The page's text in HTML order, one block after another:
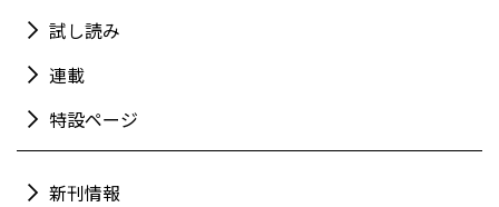
試し読み
連載
特設ページ
新刊情報